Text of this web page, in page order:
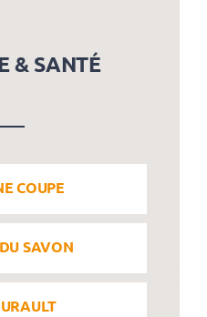
& SANTÉ
COUPE
SAVON